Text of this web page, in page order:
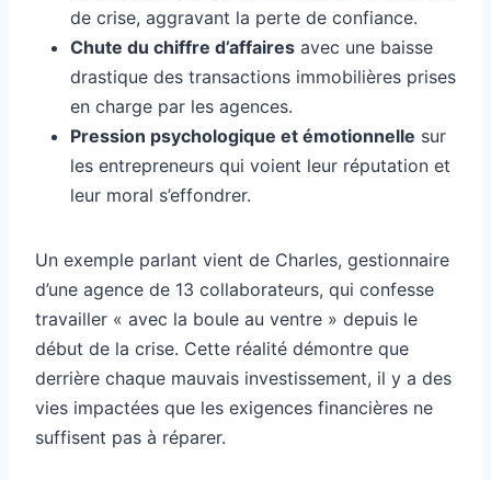
de crise, aggravant la perte de confiance.
Chute du chiffre d’affaires avec une baisse
drastique des transactions immobilières prises
en charge par les agences.
Pression psychologique et émotionnelle sur
les entrepreneurs qui voient leur réputation et
leur moral s’effondrer.
Un exemple parlant vient de Charles, gestionnaire
d’une agence de 13 collaborateurs, qui confesse
travailler « avec la boule au ventre » depuis le
début de la crise. Cette réalité démontre que
derrière chaque mauvais investissement, il y a des
vies impactées que les exigences financières ne
suffisent pas à réparer.